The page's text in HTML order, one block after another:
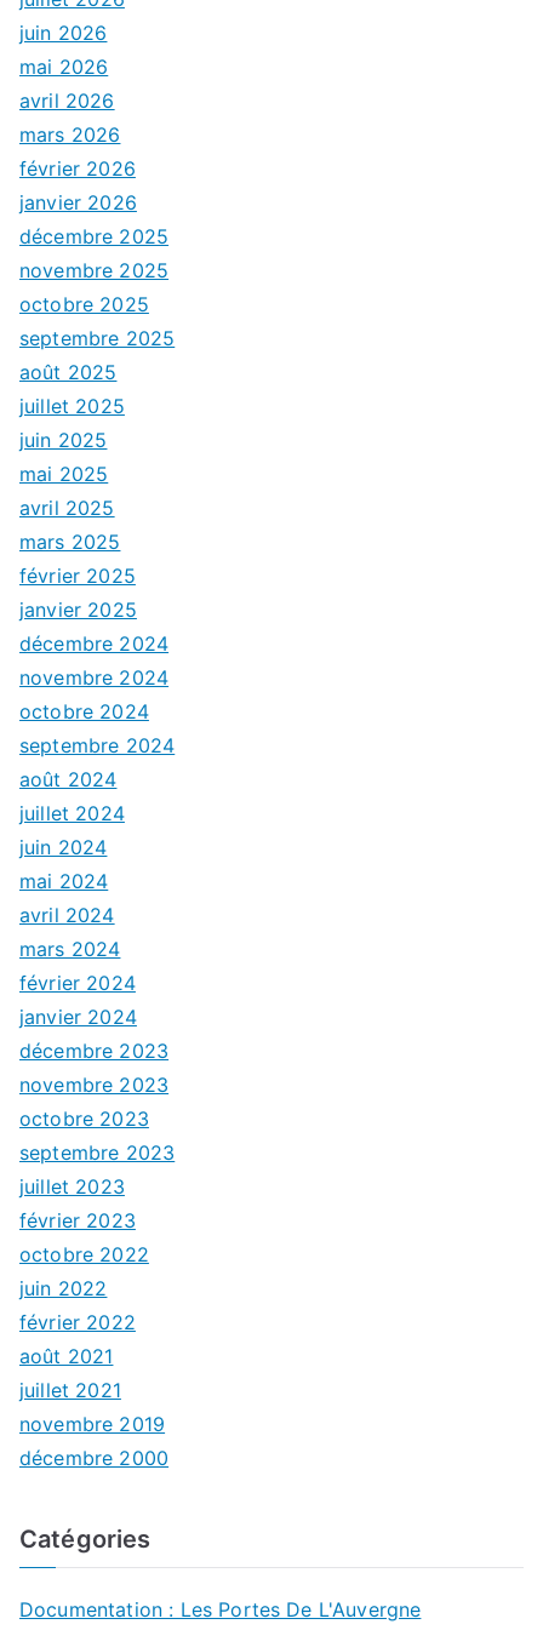
juin 2026
mai 2026
avril 2026
mars 2026
février 2026
janvier 2026
décembre 2025
novembre 2025
octobre 2025
septembre 2025
août 2025
juillet 2025
juin 2025
mai 2025
avril 2025
mars 2025
février 2025
janvier 2025
décembre 2024
novembre 2024
octobre 2024
septembre 2024
août 2024
juillet 2024
juin 2024
mai 2024
avril 2024
mars 2024
février 2024
janvier 2024
décembre 2023
novembre 2023
octobre 2023
septembre 2023
juillet 2023
février 2023
octobre 2022
juin 2022
février 2022
août 2021
juillet 2021
novembre 2019
décembre 2000
Catégories
Documentation : Les Portes De L'Auvergne